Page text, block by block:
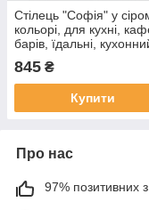
Стілець "Софія" у
кольорі, для кухні,
барів, їдальні,
845 ₴
Купити
Про нас
97% позитивних з